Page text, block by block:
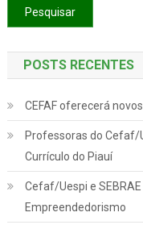
POSTS RECENTES
CEFAF oferecerá
Professoras do Cefaf/
Currículo do Piauí
Cefaf/Uespi e
Empreendedorismo